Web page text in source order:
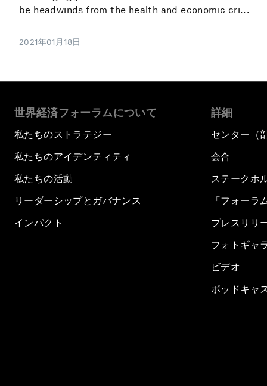
be headwinds from the health and economic cri...
2021年01月18日
世界経済フォーラムについて
私たちのストラテジー
私たちのアイデンティティ
私たちの活動
リーダーシップとガバナンス
インパクト
詳細
センター（
会合
ステークホ
「フォーラ
プレスリリ
フォトギャ
ビデオ
ポッドキャ